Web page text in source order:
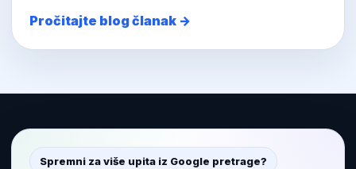
Pročitajte blog članak →
Spremni za više upita iz Google pretrage?